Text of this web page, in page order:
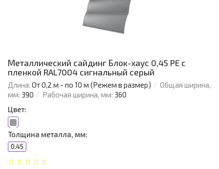
Металлический сайдинг Блок-хаус 0,45 PE с
пленкой RAL7004 сигнальный серый
Длина: От 0,2 м - по 10 м (Режем в размер)
Общая ширина,
мм: 390 Рабочая ширина, мм: 360
Цвет:
Толщина металла, мм:
0.45